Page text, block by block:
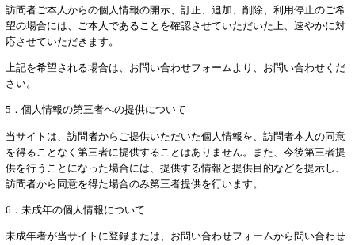
訪問者ご本人からの個人情報の開示、訂正、追加、削除、利用停止のご希
望の場合には、ご本人であることを確認させていただいた上、速やかに対
応させていただきます。
上記を希望される場合は、お問い合わせフォームより、お問い合わせくだ
さい。
5．個人情報の第三者への提供について
当サイトは、訪問者からご提供いただいた個人情報を、訪問者本人の同意
を得ることなく第三者に提供することはありません。また、今後第三者提
供を行うことになった場合には、提供する情報と提供目的などを提示し、
訪問者から同意を得た場合のみ第三者提供を行います。
6．未成年の個人情報について
未成年者が当サイトに登録または、お問い合わせフォームから問い合わせ